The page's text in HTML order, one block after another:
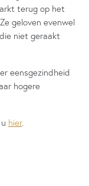
terug op het
geloven evenwel
niet geraakt
eensgezindheid
hogere
hier.